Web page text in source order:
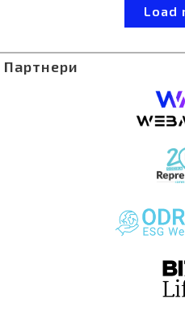
измами за да ги убеди
што мислат дека е во
Load
Партнери